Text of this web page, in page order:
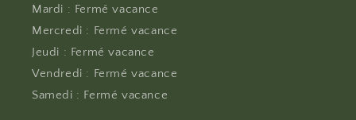
Mardi : Fermé vacance
Mercredi : Fermé vacance
Jeudi : Fermé vacance
Vendredi : Fermé vacance
Samedi : Fermé vacance